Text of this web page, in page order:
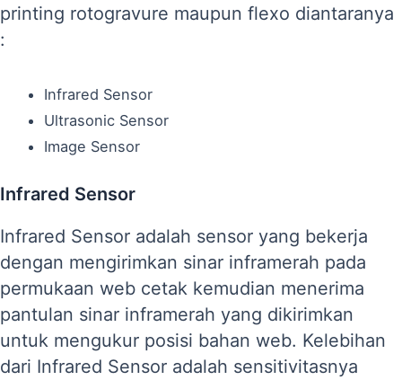
printing rotogravure maupun flexo diantaranya
:
Infrared Sensor
Ultrasonic Sensor
Image Sensor
Infrared Sensor
Infrared Sensor adalah sensor yang bekerja
dengan mengirimkan sinar inframerah pada
permukaan web cetak kemudian menerima
pantulan sinar inframerah yang dikirimkan
untuk mengukur posisi bahan web. Kelebihan
dari Infrared Sensor adalah sensitivitasnya